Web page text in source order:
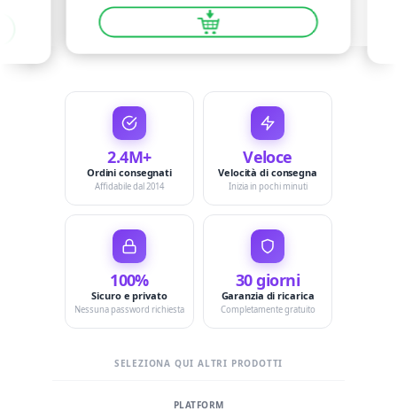
2.4M+
Ordini consegnati
Affidabile dal 2014
Veloce
Velocità di consegna
Inizia in pochi minuti
100%
Sicuro e privato
Nessuna password richiesta
30 giorni
Garanzia di ricarica
Completamente gratuito
SELEZIONA QUI ALTRI PRODOTTI